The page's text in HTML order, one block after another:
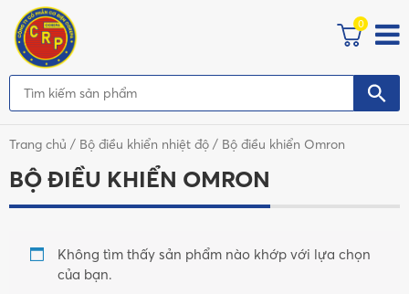
0
Trang chủ / Bộ điều khiển nhiệt độ / Bộ điều khiển Omron
BỘ ĐIỀU KHIỂN OMRON
Không tìm thấy sản phẩm nào khớp với lựa chọn
của bạn.